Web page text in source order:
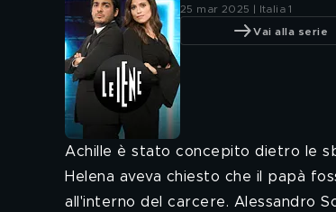
25 mar 2025 | Italia 1
Vai alla serie
Achille è stato concepito dietro le
Helena aveva chiesto che il papà
all'interno del carcere. Alessandro